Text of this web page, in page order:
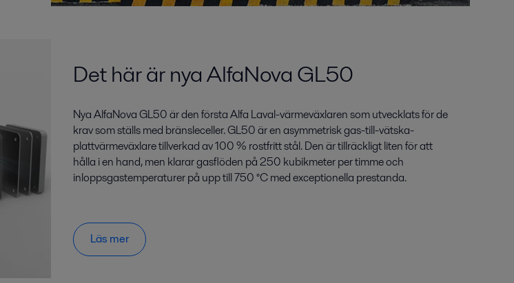
Det här är nya AlfaNova GL50
Nya AlfaNova GL50 är den första Alfa Laval-värmeväxlaren som utvecklats för de
krav som ställs med bränsleceller. GL50 är en asymmetrisk gas-till-vätska-
plattvärmeväxlare tillverkad av 100 % rostfritt stål. Den är tillräckligt liten för att
hålla i en hand, men klarar gasflöden på 250 kubikmeter per timme och
inloppsgastemperaturer på upp till 750 °C med exceptionella prestanda.
Läs mer